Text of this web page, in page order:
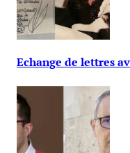
Echange de lettres